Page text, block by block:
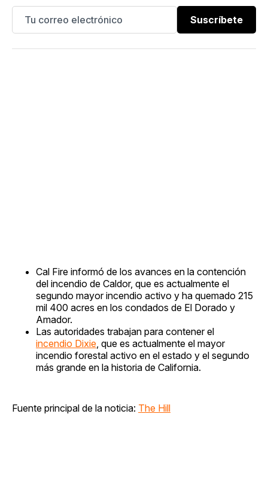
Suscríbete
Cal Fire informó de los avances en la contención
del incendio de Caldor, que es actualmente el
segundo mayor incendio activo y ha quemado 215
mil 400 acres en los condados de El Dorado y
Amador.
Las autoridades trabajan para contener el
incendio Dixie , que es actualmente el mayor
incendio forestal activo en el estado y el segundo
más grande en la historia de California.
Fuente principal de la noticia: The Hill